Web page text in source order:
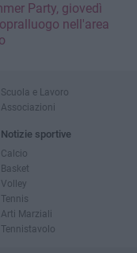
Party, giovedì
nell'area
Scuola e Lavoro
Associazioni
Notizie sportive
Calcio
Basket
Volley
Tennis
Arti Marziali
Tennistavolo